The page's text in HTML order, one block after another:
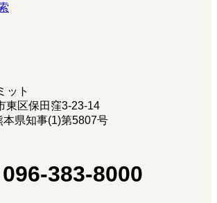
ット
東区保田窪3-23-14
県知事(1)第5807号
096-383-8000